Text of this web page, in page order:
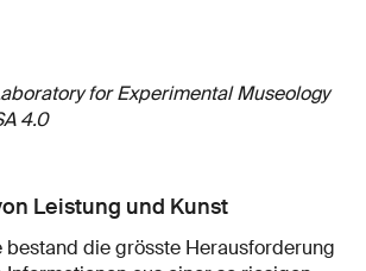
for Experimental Museology
4.0
Leistung und Kunst
bestand die grösste Herausforderung